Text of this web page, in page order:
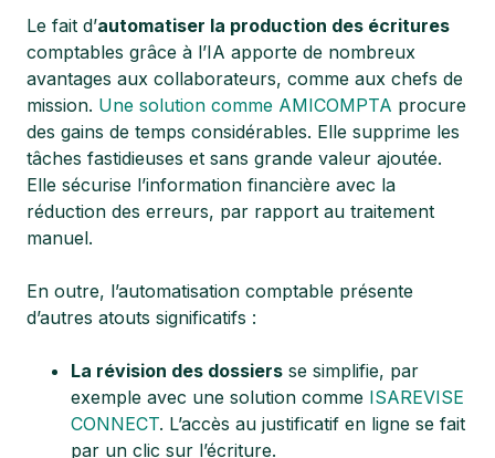
Le fait d’automatiser la production des écritures
comptables grâce à l’IA apporte de nombreux
avantages aux collaborateurs, comme aux chefs de
mission. Une solution comme AMICOMPTA procure
des gains de temps considérables. Elle supprime les
tâches fastidieuses et sans grande valeur ajoutée.
Elle sécurise l’information financière avec la
réduction des erreurs, par rapport au traitement
manuel.
En outre, l’automatisation comptable présente
d’autres atouts significatifs :
La révision des dossiers se simplifie, par
exemple avec une solution comme ISAREVISE
CONNECT. L’accès au justificatif en ligne se fait
par un clic sur l’écriture.